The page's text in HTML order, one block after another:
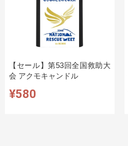
【セール】第53回全国救助大
会 アクモキャンドル
¥580